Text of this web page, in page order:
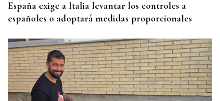
España exige a Italia levantar los controles a
españoles o adoptará medidas proporcionales